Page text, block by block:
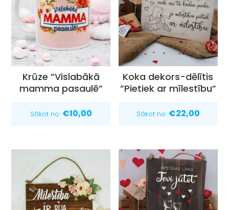
Krūze ”Vislabākā
mamma pasaulē”
Sākot no: €10,00
Koka dekors-dēlītis
”Pietiek ar mīlestību”
Sākot no: €22,00